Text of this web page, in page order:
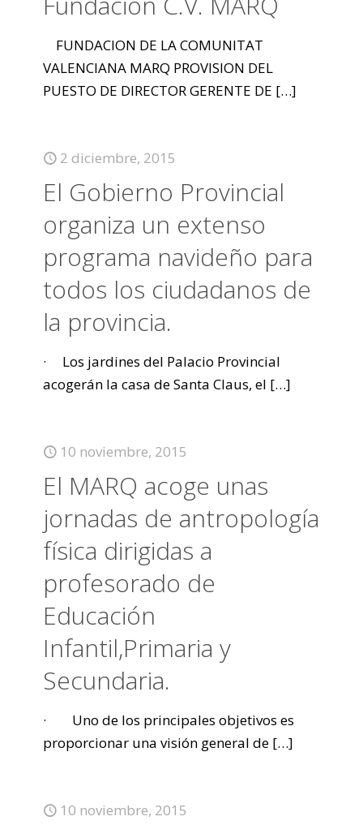
FUNDACION DE LA COMUNITAT
VALENCIANA MARQ PROVISION DEL
PUESTO DE DIRECTOR GERENTE DE […]
2 diciembre, 2015
El Gobierno Provincial
organiza un extenso
programa navideño para
todos los ciudadanos de
la provincia.
· Los jardines del Palacio Provincial
acogerán la casa de Santa Claus, el […]
10 noviembre, 2015
El MARQ acoge unas
jornadas de antropología
física dirigidas a
profesorado de
Educación
Infantil,Primaria y
Secundaria.
· Uno de los principales objetivos es
proporcionar una visión general de […]
10 noviembre, 2015